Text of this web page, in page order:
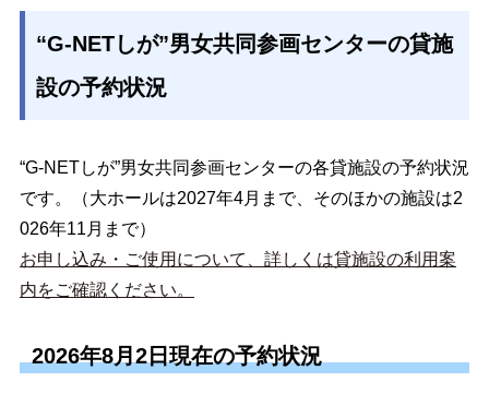
“G-NETしが”男女共同参画センターの貸施
設の予約状況
“G-NETしが”男女共同参画センターの各貸施設の予約状況
です。（大ホールは2027年4月まで、そのほかの施設は2
026年11月まで）
お申し込み・ご使用について、詳しくは貸施設の利用案
内をご確認ください。
2026年8月2日現在の予約状況